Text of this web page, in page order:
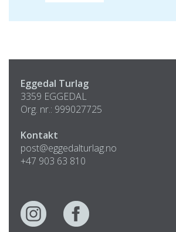
Eggedal Turlag
3359 EGGEDAL
Org. nr.: 999027725
Kontakt
post@eggedalturlag.no
+47 903 63 810